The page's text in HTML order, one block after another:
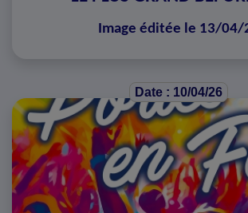
Image éditée le 13/04/
Date : 10/04/26